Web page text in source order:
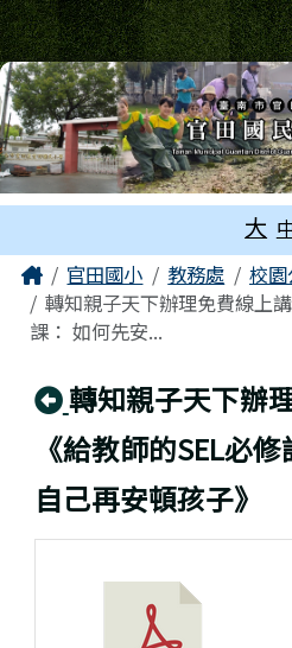
跳至主內容區
台南市官田國小
導覽列
大
主內容區域
Home官田國小 教務處
校
轉知親子天下辦理免費線上
課： 如何先安...
回上頁
轉知親子天下辦
《給教師的SEL必
自己再安頓孩子》
頁尾區域